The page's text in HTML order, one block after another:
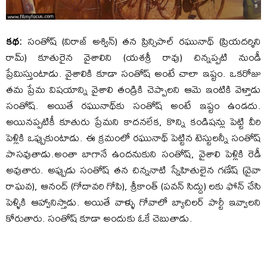
కథ: సంతోష్ (విరాజ్ అశ్విన్) తన ప్రిన్సిపాల్ రఘునాథ్ (ప్రియదర్శిని
రామ్) కూతురైన వైశాలిని (యశశ్రీ రావు) చిన్నప్పటి నుండీ
ప్రేమిస్తుంటాడు. వైశాలికి కూడా సంతోష్ అంటే చాలా ఇష్టం. ఒకరోజు
తమ ప్రేమ విషయాన్ని వైశాలి తండ్రికి చెప్పాలని ఆమె ఇంటికి వెళ్తాడు
సంతోష్. అయితే రఘునాథ్‌కు సంతోష్ అంటే ఇష్టం ఉండదు.
అయినప్పటికీ కూతురు ప్రేమని కాదనలేక, కొన్ని కండిషన్లు పెట్టి వీరి
పెళ్లికి ఒప్పుకుంటాడు. ఈ క్రమంలో రఘునాథ్ పెట్టిన టెస్టులన్నీ సంతోష్
పాసవుతాడు.అంతా బాగానే ఉందనుకుని సంతోష్, వైశాలి పెళ్లికి రెడీ
అవుతారు. అప్పుడు సంతోష్ తన చిన్ననాటి స్నేహితులైన గణేష్ (వైవా
రాఘవ), ఆనంద్ (గోదావరి గోపి), శ్రీకాంత్ (పవన్ సిద్దు) లకు ఫోన్ చేసి
పెళ్ళికి ఆహ్వానిస్తాడు. అయితే వాళ్ళు గోవాలో బ్యాచిలర్ పార్టీ ఇవ్వాలని
కోరుతారు. సంతోష్ కూడా అందుకు ఓకే చెబుతాడు.